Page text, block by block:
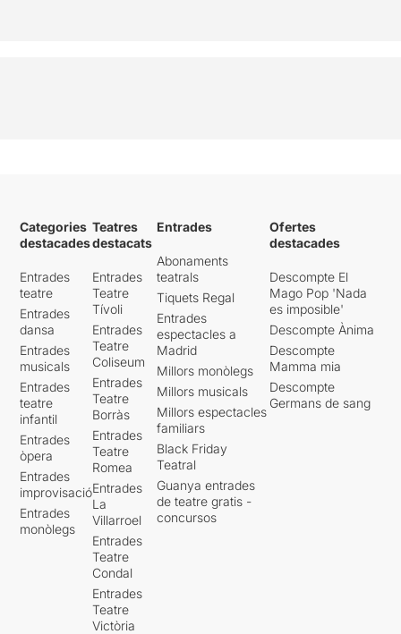
Categories
destacades
Entrades
teatre
Entrades
dansa
Entrades
musicals
Entrades
teatre
infantil
Entrades
òpera
Entrades
improvisació
Entrades
monòlegs
Teatres
destacats
Entrades
Teatre
Tívoli
Entrades
Teatre
Coliseum
Entrades
Teatre
Borràs
Entrades
Teatre
Romea
Entrades
La
Villarroel
Entrades
Teatre
Condal
Entrades
Teatre
Victòria
Entrades
Abonaments
teatrals
Tiquets Regal
Entrades
espectacles a
Madrid
Millors monòlegs
Millors musicals
Millors espectacles
familiars
Black Friday
Teatral
Guanya entrades
de teatre gratis -
concursos
Ofertes
destacades
Descompte El
Mago Pop 'Nada
es imposible'
Descompte Ànima
Descompte
Mamma mia
Descompte
Germans de sang